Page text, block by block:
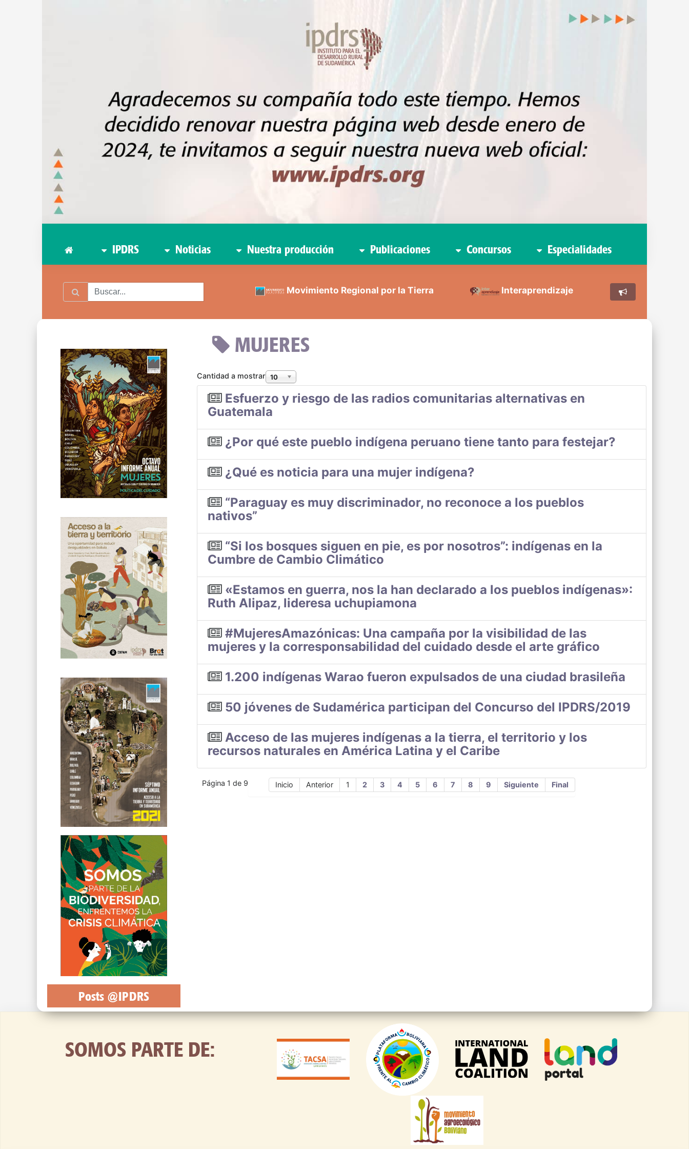
IPDRS Noticias Nuestra producción Publicaciones Concursos Especialidades
Movimiento Regional por la Tierra Interaprendizaje
Posts @IPDRS
MUJERES
Cantidad a mostrar 10
Esfuerzo y riesgo de las radios comunitarias alternativas en
Guatemala
¿Por qué este pueblo indígena peruano tiene tanto para festejar?
¿Qué es noticia para una mujer indígena?
“Paraguay es muy discriminador, no reconoce a los pueblos
nativos”
“Si los bosques siguen en pie, es por nosotros”: indígenas en la
Cumbre de Cambio Climático
«Estamos en guerra, nos la han declarado a los pueblos indígenas»:
Ruth Alipaz, lideresa uchupiamona
#MujeresAmazónicas: Una campaña por la visibilidad de las
mujeres y la corresponsabilidad del cuidado desde el arte gráfico
1.200 indígenas Warao fueron expulsados de una ciudad brasileña
50 jóvenes de Sudamérica participan del Concurso del IPDRS/2019
Acceso de las mujeres indígenas a la tierra, el territorio y los
recursos naturales en América Latina y el Caribe
Página 1 de 9 Inicio Anterior 1 2 3 4 5 6 7 8 9 Siguiente Final
SOMOS PARTE DE: